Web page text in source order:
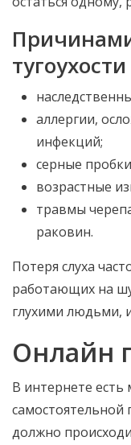
аллергии,
инфекций;
серные
возрастные
травмы
раковин.
Потеря слуха
работающих на
глухими людьми,
Онлайн
В интернете есть
самостоятельной
должно